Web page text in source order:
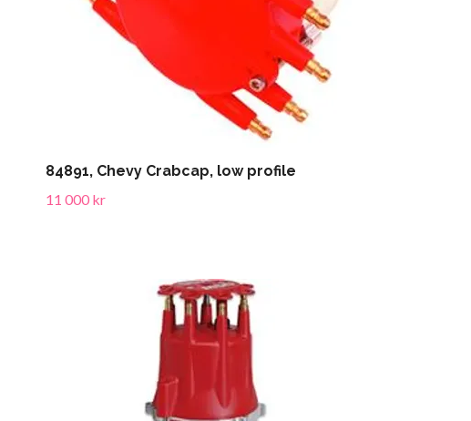
84891, Chevy Crabcap, low profile
11 000 kr